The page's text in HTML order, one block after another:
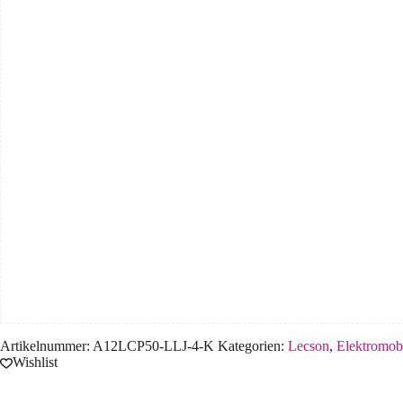
Artikelnummer: A12LCP50-LLJ-4-K Kategorien: Lecson,
Wishlist